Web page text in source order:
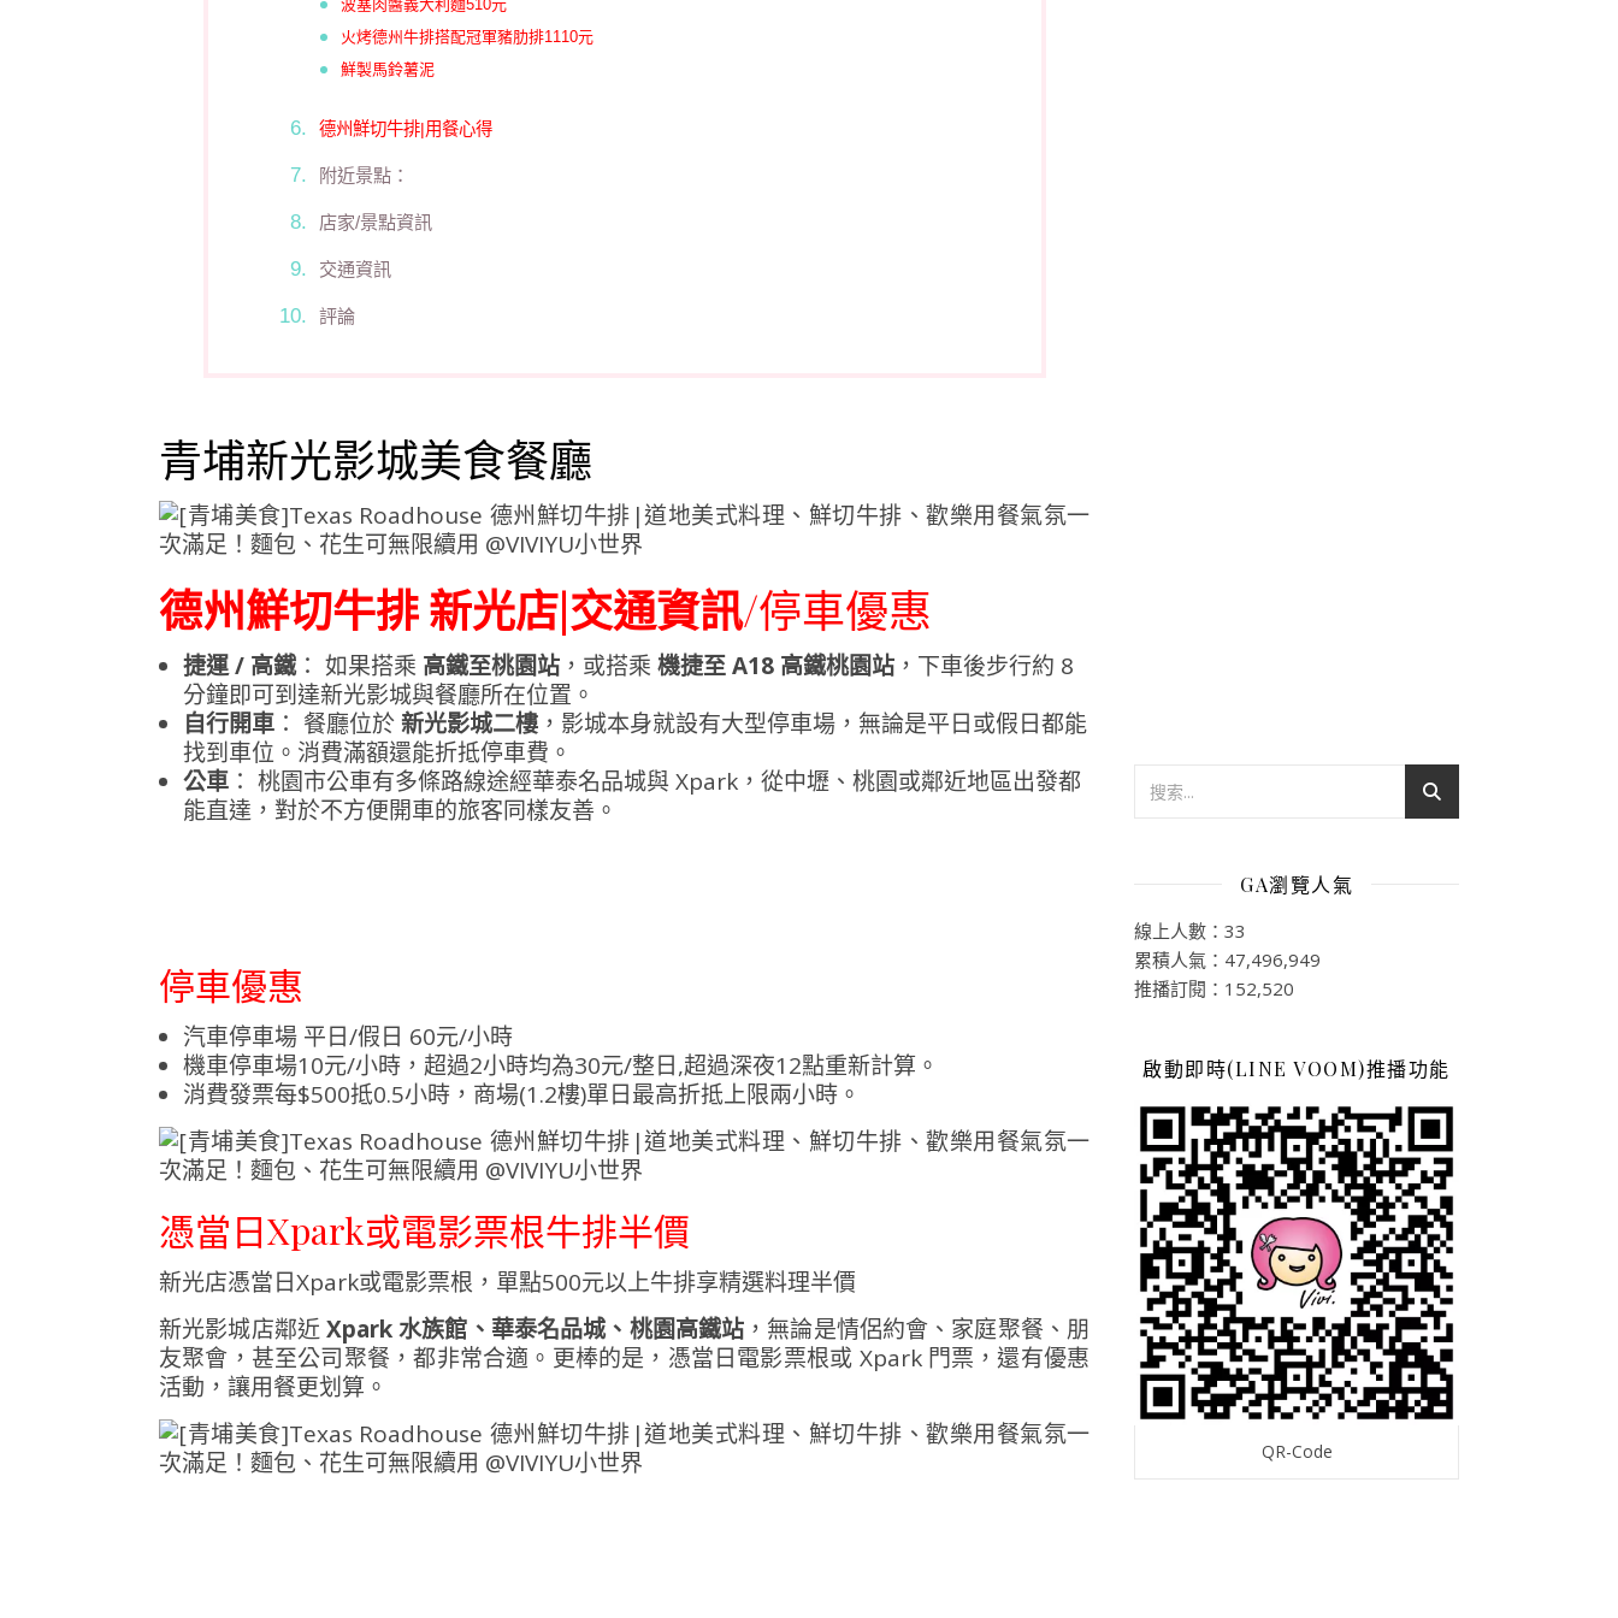
波塞肉醬義大利麵510元
火烤德州牛排搭配冠軍豬肋排1110元
鮮製馬鈴薯泥
德州鮮切牛排|用餐心得
附近景點：
店家/景點資訊
交通資訊
評論
青埔新光影城美食餐廳
德州鮮切牛排 新光店|交通資訊/停車優惠
捷運 / 高鐵： 如果搭乘 高鐵至桃園站 ，或搭乘 機捷至 A18 高鐵桃園站 ，下車後步行約 8
分鐘即可到達新光影城與餐廳所在位置。
自行開車 ： 餐廳位於新光影城二樓 ，影城本身就設有大型停車場，無論是平日或假日都能
找到車位。消費滿額還能折抵停車費。
公車 ： 桃園市公車有多條路線途經華泰名品城與 Xpark，從中壢、桃園或鄰近地區出發都
能直達，對於不方便開車的旅客同樣友善。
停車優惠
汽車停車場 平日/假日 60元/小時
機車停車場10元/小時，超過2小時均為30元/整日,超過深夜12點重新計算。
消費發票每$500抵0.5小時，商場(1.2樓)單日最高折抵上限兩小時。
憑當日Xpark或電影票根牛排半價
新光店憑當日Xpark或電影票根，單點500元以上牛排享精選料理半價
新光影城店鄰近Xpark 水族館、華泰名品城、桃園高鐵站 ，無論是情侶約會、家庭聚餐、朋
友聚會，甚至公司聚餐，都非常合適。更棒的是，憑當日電影票根或 Xpark 門票，還有優惠
活動，讓用餐更划算。
GA瀏覽人氣
線上人數：33
累積人氣：47,496,949
推播訂閱：152,520
啟動即時(LINE VOOM)推播功能
QR-Code